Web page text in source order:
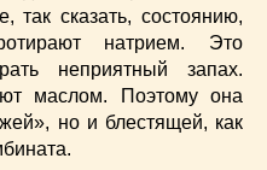
так сказать, состоянию,
натрием. Это
неприятный запах.
маслом. Поэтому она
но и блестящей, как